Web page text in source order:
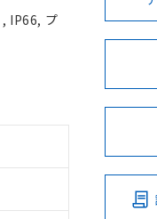
IP66, プ